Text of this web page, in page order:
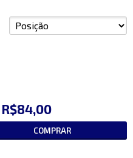
R$84,00
COMPRAR